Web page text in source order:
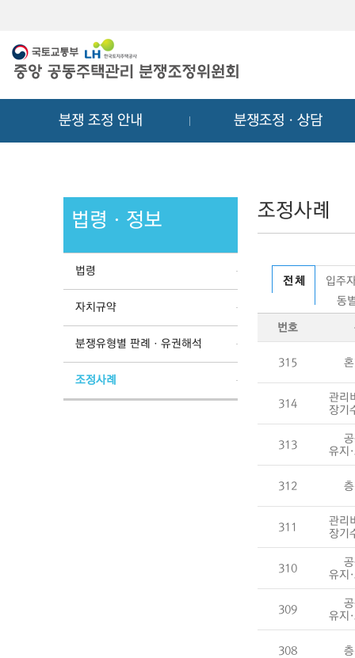
분쟁 조정 안내 분쟁조정ㆍ상담
법령ㆍ정보
법령
자치규약
분쟁유형별 판례ㆍ유권해석
조정사례
조정사례
전 체
입주
동
번호
315
314
관리
장기
313
유지
312
311
관리
장기
310
유지
309
유지
308